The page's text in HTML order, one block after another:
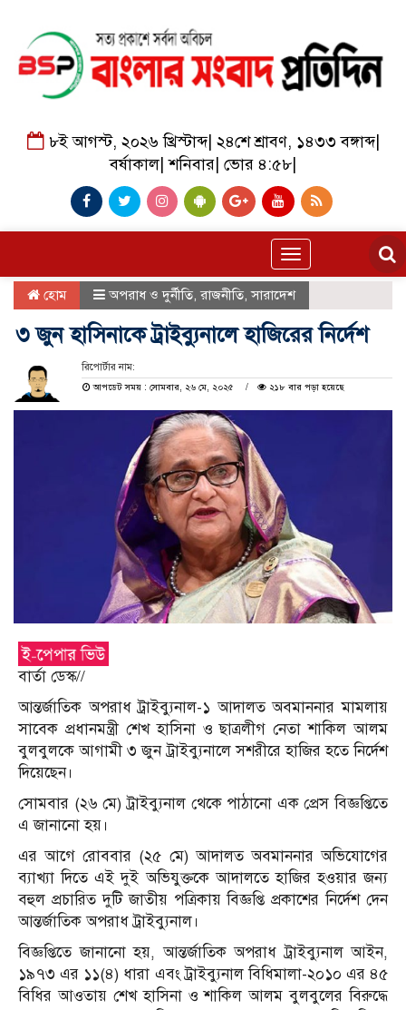
৮ই আগস্ট, ২০২৬ খ্রিস্টাব্দ| ২৪শে শ্রাবণ, ১৪৩৩ বঙ্গাব্দ|
বর্ষাকাল|শনিবার ভোর ৪:৫৮
Toggle
navigation
হোম অপরাধ ও দুর্নীতি, রাজনীতি,সারাদেশ
৩ জুন হাসিনাকে ট্রাইব্যুনালে হাজিরের নির্দেশ
রিপোর্টার নাম:
আপডেট সময় : সোমবার, ২৬ মে, ২০২৫
২১৮ বার পড়া হয়েছে
বার্তা ডেস্ক//
আন্তর্জাতিক অপরাধ ট্রাইব্যুনাল-১ আদালত অবমাননার মামলায়
সাবেক প্রধানমন্ত্রী শেখ হাসিনা ও ছাত্রলীগ নেতা শাকিল আলম
বুলবুলকে আগামী ৩ জুন ট্রাইব্যুনালে সশরীরে হাজির হতে নির্দেশ
দিয়েছেন।
সোমবার (২৬ মে) ট্রাইব্যুনাল থেকে পাঠানো এক প্রেস বিজ্ঞপ্তিতে
এ জানানো হয়।
এর আগে রোববার (২৫ মে) আদালত অবমাননার অভিযোগের
ব্যাখ্যা দিতে এই দুই অভিযুক্তকে আদালতে হাজির হওয়ার জন্য
বহুল প্রচারিত দুটি জাতীয় পত্রিকায় বিজ্ঞপ্তি প্রকাশের নির্দেশ দেন
আন্তর্জাতিক অপরাধ ট্রাইব্যুনাল।
বিজ্ঞপ্তিতে জানানো হয়, আন্তর্জাতিক অপরাধ ট্রাইব্যুনাল আইন,
১৯৭৩ এর ১১(৪) ধারা এবং ট্রাইব্যুনাল বিধিমালা-২০১০ এর ৪৫
বিধির আওতায় শেখ হাসিনা ও শাকিল আলম বুলবুলের বিরুদ্ধে